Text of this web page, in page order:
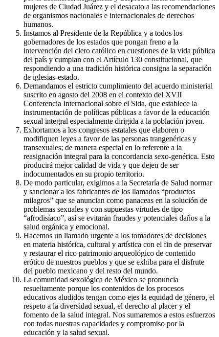
mujeres de Ciudad Juárez y el desacato a las recomendaciones
de organismos nacionales e internacionales de derechos
humanos.
Instamos al Presidente de la República y a todos los
gobernadores de los estados que pongan freno a la
intervención del clero católico en cuestiones de la vida pública
del país y cumplan con el Artículo 130 constitucional, que
respondiendo a una tradición histórica consigna la separación
de iglesias-estado.
Demandamos el estricto cumplimiento del acuerdo ministerial
suscrito en agosto del 2008 en el contexto del XVII
Conferencia Internacional sobre el Sida, que establece la
instrumentación de políticas públicas a favor de la educación
sexual integral especialmente dirigida a la población joven.
Exhortamos a los congresos estatales que elaboren o
modifiquen leyes a favor de las personas trangenéricas y
transexuales; de manera especial en lo referente a la
reasignación integral para la concordancia sexo-genérica. Esto
producirá mejor calidad de vida y que dejen de ser
indocumentados en su propio territorio.
De modo particular, exigimos a la Secretaría de Salud normar
y sancionar a los fabricantes de los llamados “productos
milagros” que se anuncian como panaceas en la solución de
problemas sexuales y con supuestas virtudes de tipo
“afrodisíaco”, así se evitarán fraudes y potenciales daños a la
salud orgánica y emocional.
Hacemos un llamado urgente a los tomadores de decisiones
en materia histórica, cultural y artística con el fin de preservar
y restaurar el rico patrimonio arqueológico de contenido
erótico de nuestros pueblos y que se exhiba para el disfrute
del pueblo mexicano y del resto del mundo.
La comunidad sexológica de México se pronuncia
resueltamente porque los contenidos de los procesos
educativos aludidos tengan como ejes la equidad de género, el
respeto a la diversidad sexual, el derecho al placer y el
fomento de la salud integral. Nos sumaremos a estos esfuerzos
con todas nuestras capacidades y compromiso por la
educación y la salud sexual.